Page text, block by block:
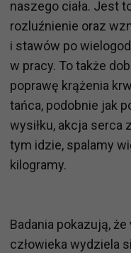
naszego ciała. Jest
rozluźnienie oraz
i stawów po
w pracy. To także
poprawę krążenia
tańca, podobnie jak
wysiłku, akcja serca
tym idzie, spalamy
kilogramy.
Badania pokazują,
człowieka wydziela